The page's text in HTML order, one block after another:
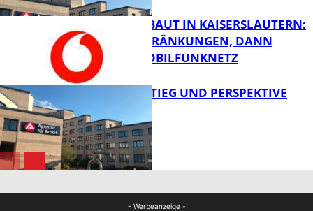
FB News
VODAFONE BAUT IN KAISERSLAUTERN:
ERST EINSCHRÄNKUNGEN, DANN
BESSERES MOBILFUNKNETZ
WIEDEREINSTIEG UND PERSPEKTIVE
- Werbeanzeige -